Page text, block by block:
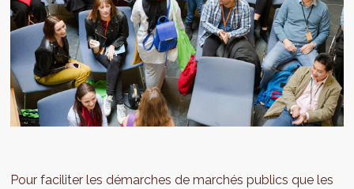
Pour faciliter les démarches de marchés publics que les